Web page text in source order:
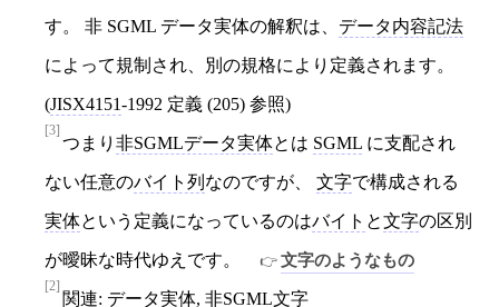
す。 非 SGML データ実体の解釈は、 データ内容記法
によって規制され、別の規格により定義されます。
(JISX4151‐1992 定義 (205) 参照)
[3]
つまり 非SGMLデータ実体とは SGML に支配され
ない任意のバイト列 なのですが、 文字で構成される
実体という定義になっているのはバイト と文字の区別
が曖昧な時代ゆえです。 文字のようなもの
[2]
関連: データ実体, 非SGML文字